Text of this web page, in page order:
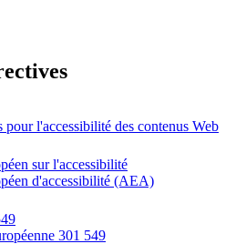
pour l'accessibilité des contenus Web
sur l'accessibilité
d'accessibilité (AEA)
301 549